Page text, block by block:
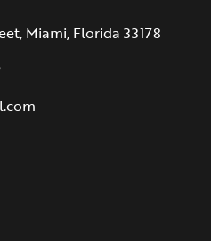
Miami, Florida 33178